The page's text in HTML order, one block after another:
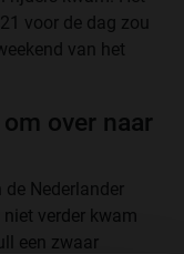
voor de dag zou
van het
over naar
Nederlander
niet verder kwam
een zwaar